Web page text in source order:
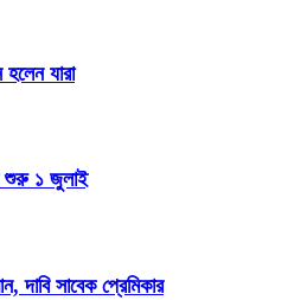
যারা
শুরু ১ জুলাই
দাবি সাবেক প্রেমিকার